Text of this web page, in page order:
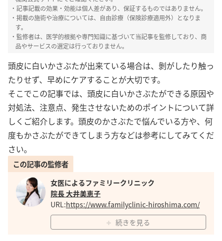
・記事記載の効果・効能は個人差があり、保証するものではありません。
・掲載の施術や治療については、自由診療（保険診療適用外）となりま
す。
・監修者は、医学的根拠や専門知識に基づいて当記事を監修しており、商
品やサービスの選定は行っておりません。
頭皮に白いかさぶたが出来ている場合は、剝がしたり触っ
たりせず、早めにケアすることが大切です。
そこでこの記事では、頭皮に白いかさぶたができる原因や
対処法、注意点、発生させないためのポイントについて詳
しくご紹介します。頭皮のかさぶたで悩んでいる方や、何
度もかさぶたができてしまう方などは参考にしてみてくだ
さい。
この記事の監修者
女医によるファミリークリニック
院長 大井美恵子
URL:https://www.familyclinic-hiroshima.com/
続きを見る